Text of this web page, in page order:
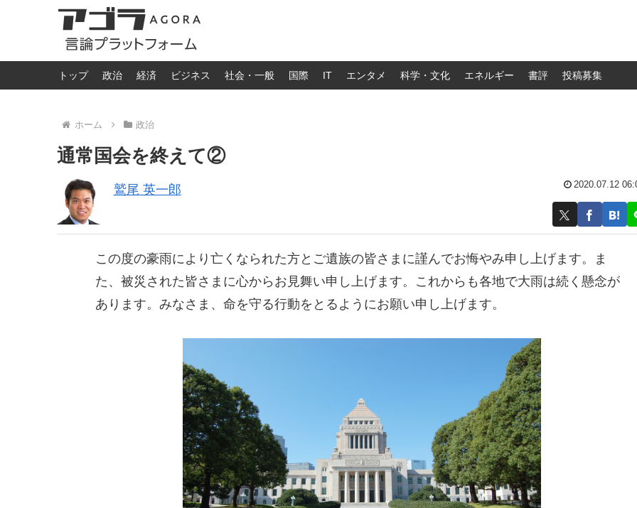
トップ 政治 経済 ビジネス 社会・一般 国際 IT エンタメ 科学・文化 エネルギー 書評 投稿募集
ホーム 政治
通常国会を終えて②
鷲尾 英一郎 2020.07.12
この度の豪雨により亡くなられた方とご遺族の皆さまに謹んでお悔やみ申し上げます。ま
た、被災された皆さまに心からお見舞い申し上げます。これからも各地で大雨は続く懸念が
あります。みなさま、命を守る行動をとるようにお願い申し上げます。